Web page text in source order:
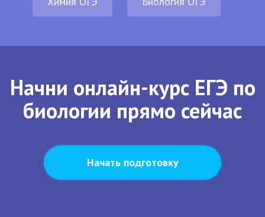
Начни онлайн-курс ЕГЭ по
биологии прямо сейчас
Начать подготовку